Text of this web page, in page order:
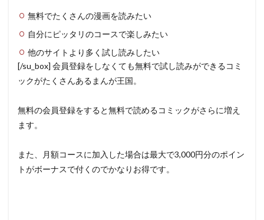
無料でたくさんの漫画を読みたい
自分にピッタリのコースで楽しみたい
他のサイトより多く試し読みしたい
[/su_box] 会員登録をしなくても無料で試し読みができるコミ
ックがたくさんあるまんが王国。
無料の会員登録をすると無料で読めるコミックがさらに増え
ます。
また、月額コースに加入した場合は最大で3,000円分のポイン
トがボーナスで付くのでかなりお得です。